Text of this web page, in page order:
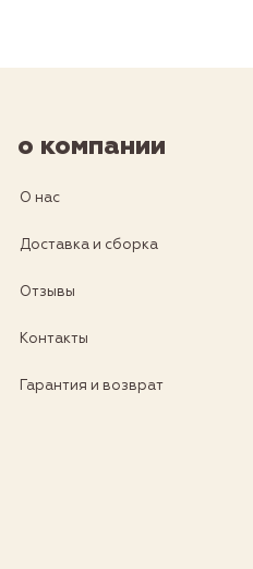
о компании
О нас
Доставка и сборка
Отзывы
Контакты
Гарантия и возврат